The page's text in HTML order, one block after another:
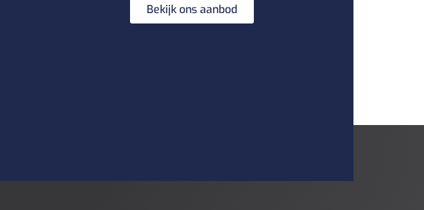
Bekijk ons aanbod